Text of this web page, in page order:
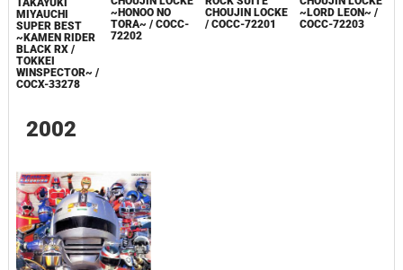
MIYAUCHI
SUPER BEST
~KAMEN RIDER
BLACK RX /
TOKKEI
WINSPECTOR~ /
COCX-33278
~HONOO NO
TORA~ / COCC-
72202
CHOUJIN LOCKE
/ COCC-72201
~LORD LEON~ /
COCC-72203
2002